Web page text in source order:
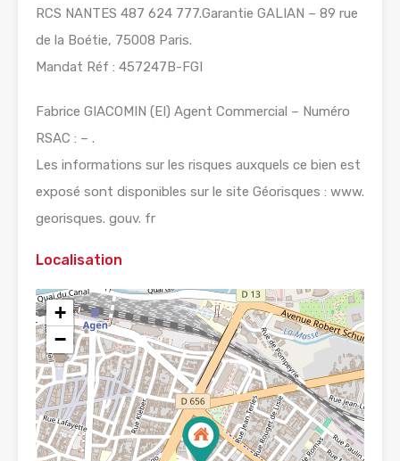
RCS NANTES 487 624 777.Garantie GALIAN – 89 rue
de la Boétie, 75008 Paris.
Mandat Réf : 457247B-FGI
Fabrice GIACOMIN (EI) Agent Commercial – Numéro
RSAC : – .
Les informations sur les risques auxquels ce bien est
exposé sont disponibles sur le site Géorisques : www.
georisques. gouv. fr
Localisation
+
−